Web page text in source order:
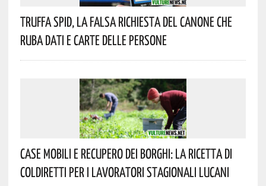
Truffa Spid, La Falsa Richiesta Del Canone Che
Ruba Dati E Carte Delle Persone
Case Mobili E Recupero Dei Borghi: La Ricetta Di
Coldiretti Per I Lavoratori Stagionali Lucani